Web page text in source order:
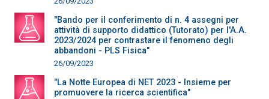
"Bando per il conferimento di n. 4 assegni per
attività di supporto didattico (Tutorato) per l'A.A.
2023/2024 per contrastare il fenomeno degli
abbandoni - PLS Fisica"
26/09/2023
"La Notte Europea di NET 2023 - Insieme per
promuovere la ricerca scientifica"